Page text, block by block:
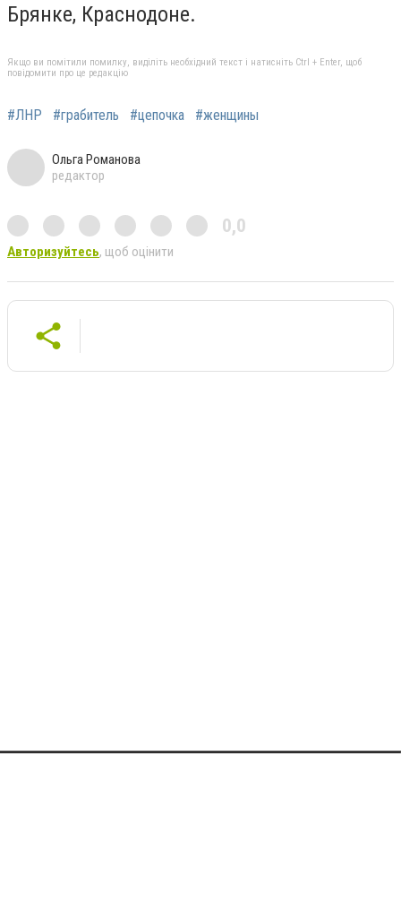
Брянке, Краснодоне.
Якщо ви помітили помилку, виділіть необхідний текст і натисніть Ctrl + Enter, щоб
повідомити про це редакцію
#ЛНР #грабитель #цепочка #женщины
Ольга Романова
редактор
0,0
Авторизуйтесь, щоб оцінити